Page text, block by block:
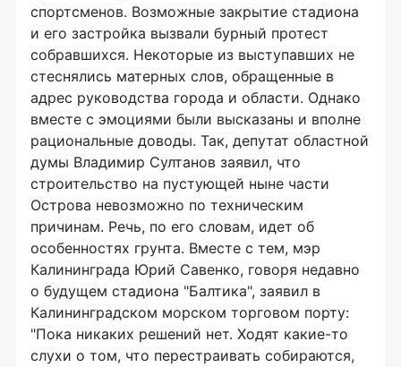
спортсменов. Возможные закрытие стадиона
и его застройка вызвали бурный протест
собравшихся. Некоторые из выступавших не
стеснялись матерных слов, обращенные в
адрес руководства города и области. Однако
вместе с эмоциями были высказаны и вполне
рациональные доводы. Так, депутат областной
думы Владимир Султанов заявил, что
строительство на пустующей ныне части
Острова невозможно по техническим
причинам. Речь, по его словам, идет об
особенностях грунта. Вместе с тем, мэр
Калининграда Юрий Савенко, говоря недавно
о будущем стадиона "Балтика", заявил в
Калининградском морском торговом порту:
"Пока никаких решений нет. Ходят какие-то
слухи о том, что перестраивать собираются,